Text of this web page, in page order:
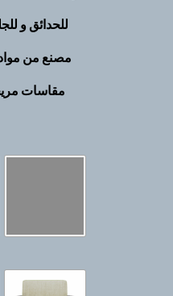
للحدائق و
مصنع من
مقاسات